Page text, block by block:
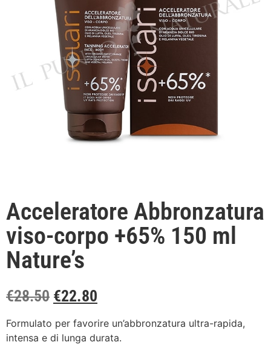
Acceleratore Abbronzatura
viso-corpo +65% 150 ml
Nature’s
€28.50 €22.80
Formulato per favorire un’abbronzatura ultra-rapida,
intensa e di lunga durata.